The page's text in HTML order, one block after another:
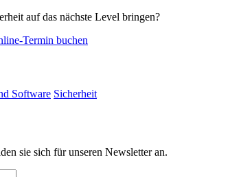
auf das nächste Level bringen?
Termin buchen
Software Sicherheit
sie sich für unseren Newsletter an.